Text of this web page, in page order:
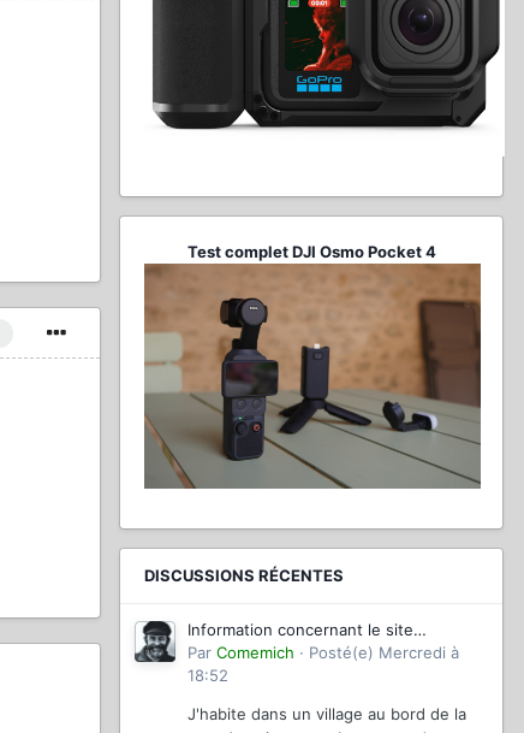
Test complet DJI Osmo Pocket 4
DISCUSSIONS RÉCENTES
Information concernant le site
magazinevideo
Par Comemich · Posté(e) Mercredi à
18:52
J'habite dans un village au bord de la